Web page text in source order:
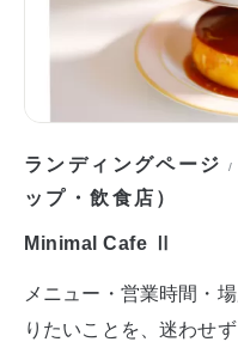
ランディングページ /
ップ・飲食店）
Minimal Cafe Ⅱ
メニュー・営業時間・
りたいことを、迷わせ